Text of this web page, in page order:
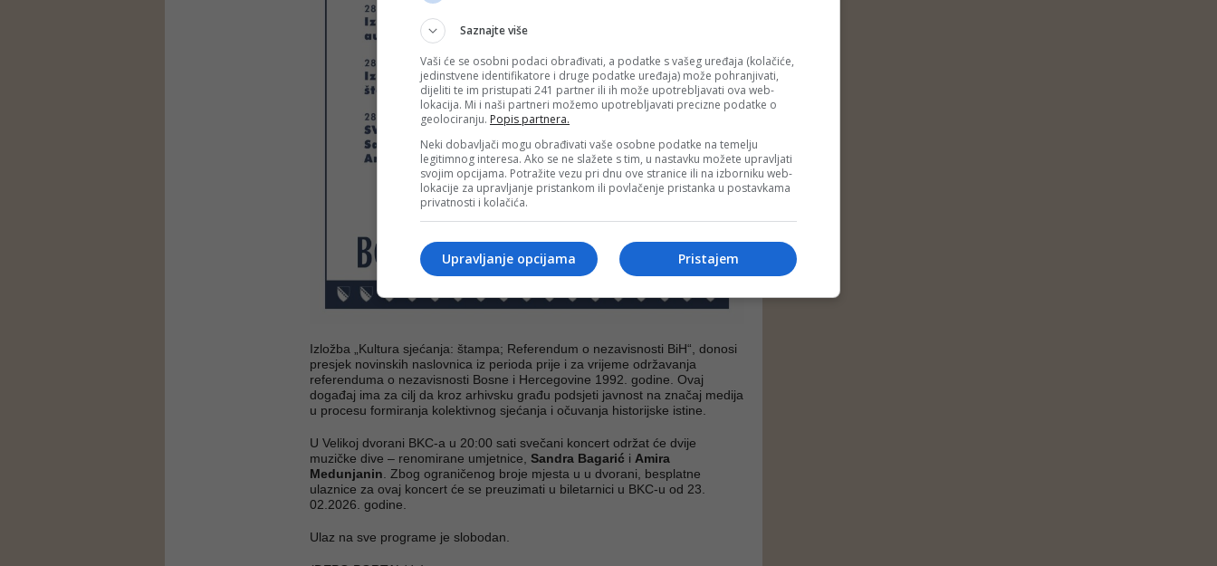
Izložba „Kultura sjećanja: štampa; Referendum o nezavisnosti BiH“, donosi
presjek novinskih naslovnica iz perioda prije i za vrijeme održavanja
referenduma o nezavisnosti Bosne i Hercegovine 1992. godine. Ovaj
događaj ima za cilj da kroz arhivsku građu podsjeti javnost na značaj medija
u procesu formiranja kolektivnog sjećanja i očuvanja historijske istine.
U Velikoj dvorani BKC-a u 20:00 sati svečani koncert održat će dvije
muzičke dive – renomirane umjetnice, Sandra Bagarić i Amira
Medunjanin . Zbog ograničenog broje mjesta u u dvorani, besplatne
ulaznice za ovaj koncert će se preuzimati u biletarnici u BKC-u od 23.
02.2026. godine.
Ulaz na sve programe je slobodan.
Saznajte više
Vaši će se osobni podaci obrađivati, a podatke s vašeg uređaja (kolačiće,
jedinstvene identifikatore i druge podatke uređaja) može pohranjivati,
dijeliti te im pristupati 241 partner ili ih može upotrebljavati ova web-
lokacija. Mi i naši partneri možemo upotrebljavati precizne podatke o
geolociranju. Popis partnera.
Neki dobavljači mogu obrađivati vaše osobne podatke na temelju
legitimnog interesa. Ako se ne slažete s tim, u nastavku možete upravljati
svojim opcijama. Potražite vezu pri dnu ove stranice ili na izborniku web-
lokacije za upravljanje pristankom ili povlačenje pristanka u postavkama
privatnosti i kolačića.
Pristajem
Upravljanje opcijama